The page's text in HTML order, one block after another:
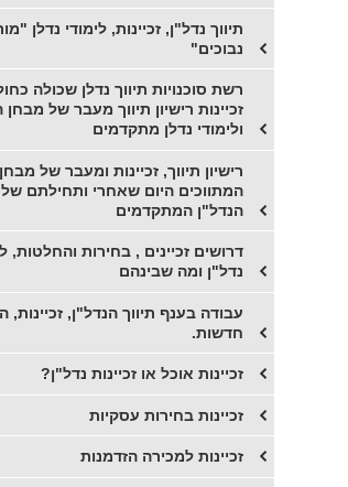
תיווך נדל"ן, זכיינות, לימודי נדלן
נבוכים"
רשת סוכנויות תיווך נדלן שכולה
זכיינות רישיון תיווך מעבר של מבחן
ולימודי נדלן מתקדמים
רישיון תיווך, זכיינות ומעבר של מבחן
המתווכים היום שאחרי ותחילתם של
הנדל"ן המתקדמים
דרושים זכיינים , בחירות והחלטות,
נדל"ן ומה שבינהם
עבודה בענף תיווך הנדל"ן, זכיינות,
חדשות.
זכיינות אוכל או זכיינות נדל"ן?
זכיינות בחירות עסקיות
זכיינות למכירה הזדמנות